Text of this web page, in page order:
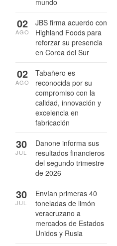
JBS firma acuerdo con
Highland Foods para
reforzar su presencia
en Corea del Sur
02
AGO
Tabañero es
reconocida por su
compromiso con la
calidad, innovación y
excelencia en
fabricación
02
AGO
Danone informa sus
resultados financieros
del segundo trimestre
de 2026
30
JUL
Envían primeras 40
toneladas de limón
veracruzano a
mercados de Estados
Unidos y Rusia
30
JUL